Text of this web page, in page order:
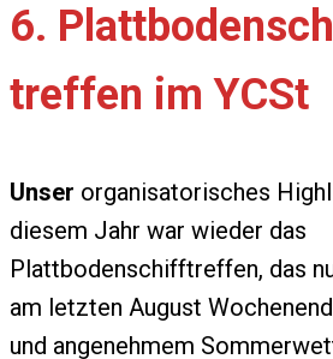
6.
treffen im YCSt
Unser organisatorisches
diesem Jahr war wieder das
Plattbodenschifftreffen, das
am letzten August
und angenehmem